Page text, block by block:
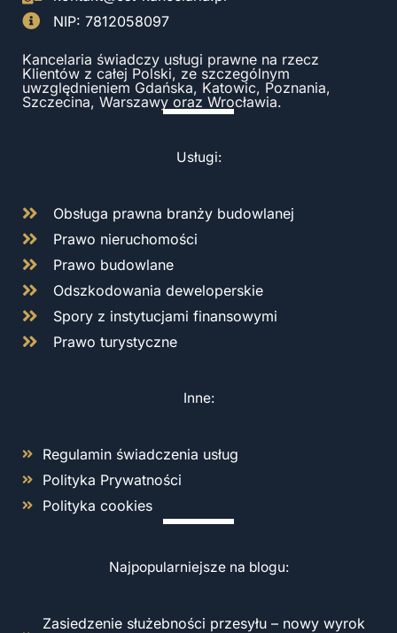
NIP: 7812058097
Kancelaria świadczy usługi prawne na rzecz
Klientów z całej Polski, ze szczególnym
uwzględnieniem Gdańska, Katowic, Poznania,
Szczecina, Warszawy oraz Wrocławia.
Usługi:
Obsługa prawna branży budowlanej
Prawo nieruchomości
Prawo budowlane
Odszkodowania deweloperskie
Spory z instytucjami finansowymi
Prawo turystyczne
Inne:
Regulamin świadczenia usług
Polityka Prywatności
Polityka cookies
Najpopularniejsze na blogu:
Zasiedzenie służebności przesyłu – nowy wyrok